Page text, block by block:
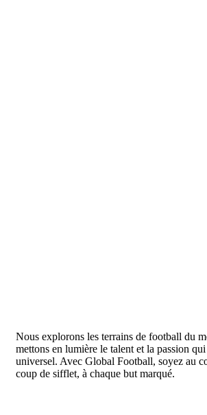
Nous explorons les terrains de football du
mettons en lumière le talent et la passion
universel. Avec Global Football, soyez au
coup de sifflet, à chaque but marqué.